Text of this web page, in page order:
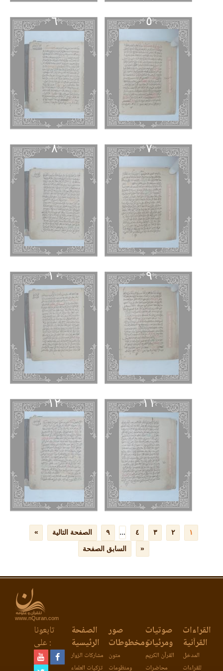
٥ ٦
٧ ٨
٩ ١٠
١١ ١٢
www.nQuran.com
القراءات
القرآنية
المدخل
للقراءات
صوتيات
ومرئيات
القرآن الكريم
محاضرات
صور
ومخطوطات
متون
ومنظومات
الصفحة
الرئيسية
مشاركات الزوار
تزكيات العلماء
تابعونا
على :